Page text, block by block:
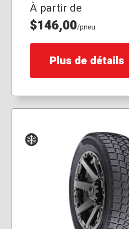
175/65R15
205/50R17
225/60R18
235/35R19
235/45R20
235/50R18
235/65R18
À partir de
$146,00/pneu
Plus de détails